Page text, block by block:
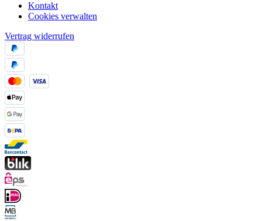
Kontakt
Cookies verwalten
Vertrag widerrufen